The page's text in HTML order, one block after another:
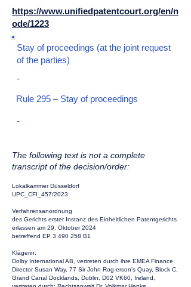
https://www.unifiedpatentcourt.org/en/n
ode/1223
Stay of proceedings (at the joint request
of the parties)
-
Rule 295 – Stay of proceedings
-
The following text is not a complete
transcript of the decision/order:
Lokalkammer Düsseldorf
UPC_CFI_457/2023
Verfahrensanordnung
des Gerichts erster Instanz des Einheitlichen Patentgerichts
erlassen am 29. Oktober 2024
betreffend EP 3 490 258 B1
Klägerin:
Dolby International AB, vertreten durch ihre EMEA Finance
Director Susan Way, 77 Sir John Rog-erson's Quay, Block C,
Grand Canal Docklands, Dublin, D02 VK60, Ireland,